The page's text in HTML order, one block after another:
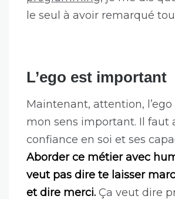
C’est le même schéma un
compétitive. Quand je vois
initiatives comme
codingou les très connus10
commandements de
programming, je me dis
le seul à avoir remarqué